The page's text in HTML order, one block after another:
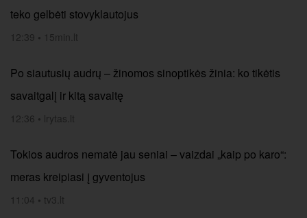
teko gelbėti stovyklautojus
12:39 • 15min.lt
Po siautusių audrų – žinomos sinoptikės žinia: ko tikėtis
savaitgalį ir kitą savaitę
12:36 • lrytas.lt
Tokios audros nematė jau seniai – vaizdai „kaip po karo“:
meras kreipiasi į gyventojus
11:04 • tv3.lt